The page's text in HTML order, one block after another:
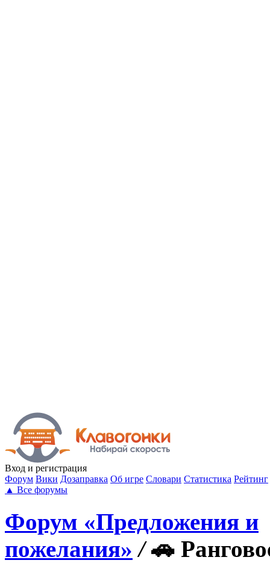
Вход и регистрация
Форум Вики Дозаправка Об игре Словари Статистика Рейтинг
▲ Все форумы
Форум «Предложения и
пожелания» / 🚗